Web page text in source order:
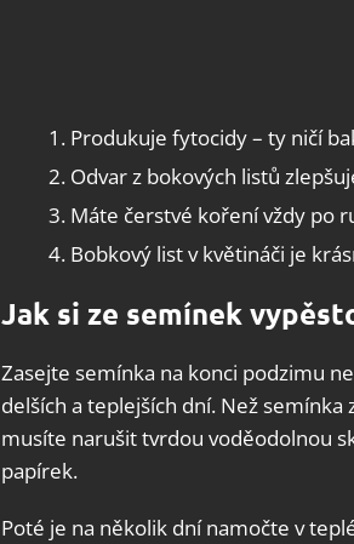
Produkuje fytocidy – ty ničí
Odvar z bokových listů
Máte čerstvé koření vždy po
Bobkový list v květináči je
Jak si ze semínek
Zasejte semínka na konci podzimu
delších a teplejších dní. Než
musíte narušit tvrdou voděodolnou
papírek.
Poté je na několik dní namočte v